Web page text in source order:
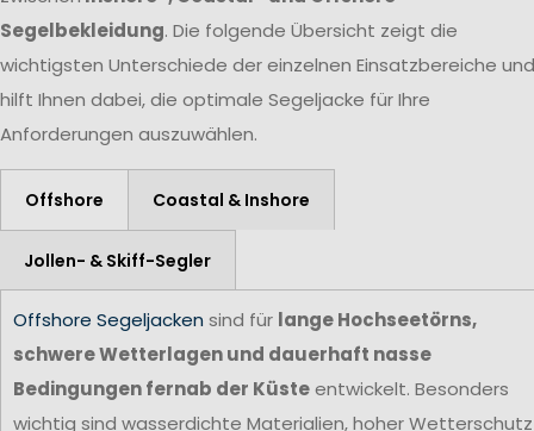
Segelbekleidung. Die folgende Übersicht zeigt die
wichtigsten Unterschiede der einzelnen Einsatzbereiche und
hilft Ihnen dabei, die optimale Segeljacke für Ihre
Anforderungen auszuwählen.
Offshore Coastal & Inshore
Jollen- & Skiff-Segler
Offshore Segeljacken sind für lange Hochseetörns,
schwere Wetterlagen und dauerhaft nasse
Bedingungen fernab der Küsteentwickelt. Besonders
wichtig sind wasserdichte Materialien, hoher Wetterschutz